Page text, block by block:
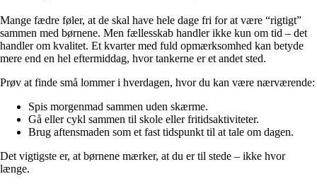
Mange fædre føler, at de skal have hele dage fri for at være “rigtigt”
sammen med børnene. Men fællesskab handler ikke kun om tid – det
handler om kvalitet. Et kvarter med fuld opmærksomhed kan betyde
mere end en hel eftermiddag, hvor tankerne er et andet sted.
Prøv at finde små lommer i hverdagen, hvor du kan være nærværende:
Spis morgenmad sammen uden skærme.
Gå eller cykl sammen til skole eller fritidsaktiviteter.
Brug aftensmaden som et fast tidspunkt til at tale om dagen.
Det vigtigste er, at børnene mærker, at du er til stede – ikke hvor
længe.